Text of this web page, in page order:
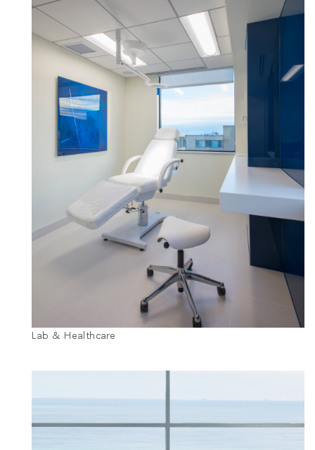
국가 선택
로그인
SIGN IN WITH SSO
비밀번호를 잊으셨나요
Select
회원가입
추천 코드가 있으십니까?
ENTER
Lab & Healthcare